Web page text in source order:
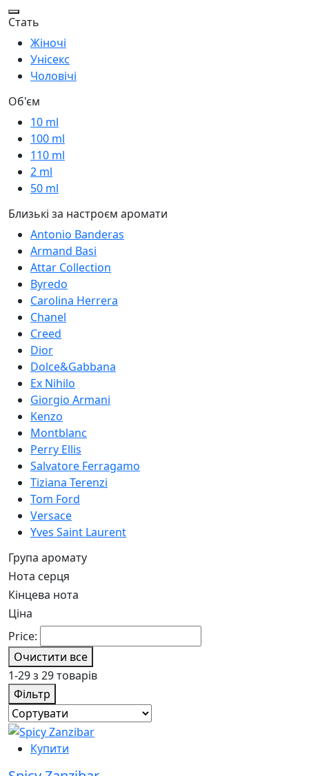
Стать
Жіночі
Унісекс
Чоловічі
Об'єм
10 ml
100 ml
110 ml
2 ml
50 ml
Близькі за настроєм аромати
Antonio Banderas
Armand Basi
Attar Collection
Byredo
Carolina Herrera
Chanel
Creed
Dior
Dolce&Gabbana
Ex Nihilo
Giorgio Armani
Kenzo
Montblanc
Perry Ellis
Salvatore Ferragamo
Tiziana Terenzi
Tom Ford
Versace
Yves Saint Laurent
Група аромату
Нота серця
Кінцева нота
Ціна
Price:
Очистити все
1-29 з 29 товарів
Фільтр
Купити